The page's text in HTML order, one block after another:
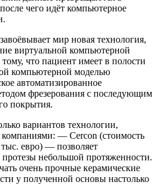
чего идёт компьютерное
мир новая технология,
виртуальной компьютерной
что пациент имеет в полости
компьютерной моделью
автоматизированное
фрезерования с последующим
покрытия.
вариантов технологии,
— Cercon (стоимость
евро) — позволяет
протезы небольшой протяженности.
очень прочные керамические
у полученной основы настолько